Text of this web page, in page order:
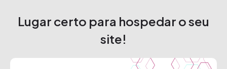
Lugar certo para hospedar o seu
site!